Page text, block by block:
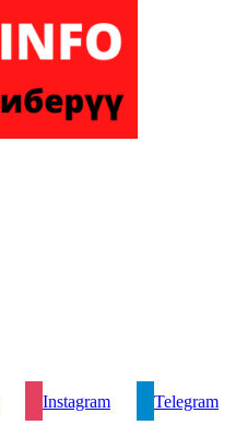
Instagram
Telegram